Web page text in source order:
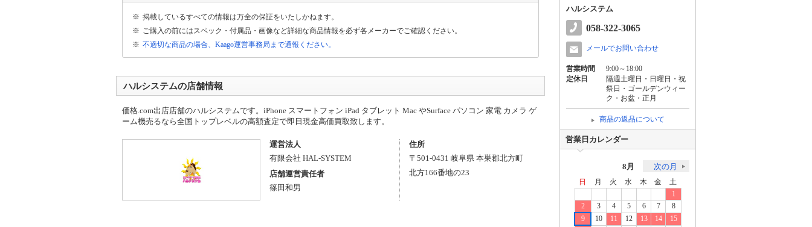
※ 掲載しているすべての情報は万全の保証をいたしかねます。
※ ご購入の前にはスペック・付属品・画像など詳細な商品情報を必ず各メーカーでご確認ください。
※ 不適切な商品の場合、Kaago運営事務局まで通報ください。
ハルシステムの店舗情報
価格.com出店店舗のハルシステムです。iPhone スマートフォン iPad タブレット Mac やSurface パソコン 家電 カメラ ゲ
ーム機売るなら全国トップレベルの高額査定で即日現金高価買取致します。
運営法人
有限会社 HAL-SYSTEM
店舗運営責任者
篠田和男
住所
〒 501-0431 岐阜県 本巣郡北方町
北方166番地の23
ハルシステム
058-322-3065
メールでお問い合わせ
営業時間
9:00～18:00
定休日
隔週土曜日・日曜日・祝
祭日・ゴールデンウィー
ク・お盆・正月
商品の返品について
営業日カレンダー
8月 次の月
日 月 火 水 木 金
土
1
2
3 4 5 6 7
8
9
10 11 12 13 14
15